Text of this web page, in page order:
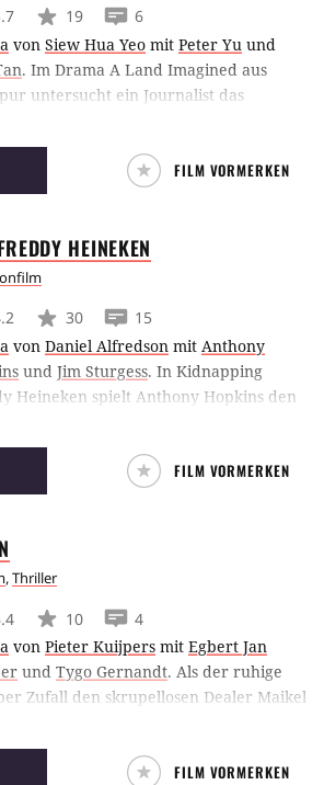
19
6
von Siew Hua Yeo mit Peter Yu und
. Im Drama A Land Imagined aus
untersucht ein Journalist das
Der Film wurde auf dem
von Locarno 2018 gezeigt.
FILM VORMERKEN
HEINEKEN
30
15
von Daniel Alfredson mit Anthony
und Jim Sturgess. In Kidnapping
Heineken spielt Anthony Hopkins den
wurde.
FILM VORMERKEN
,Thriller
10
4
von Pieter Kuijpers mit Egbert Jan
und Tygo Gernandt. Als der ruhige
Zufall den skrupellosen Dealer Maikel
Bei einem Einbruch töten die beiden
mühelos einen Menschen und
FILM VORMERKEN